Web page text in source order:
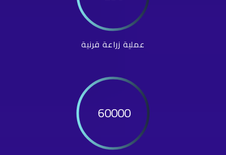
عملية زراعة قرنية
60000